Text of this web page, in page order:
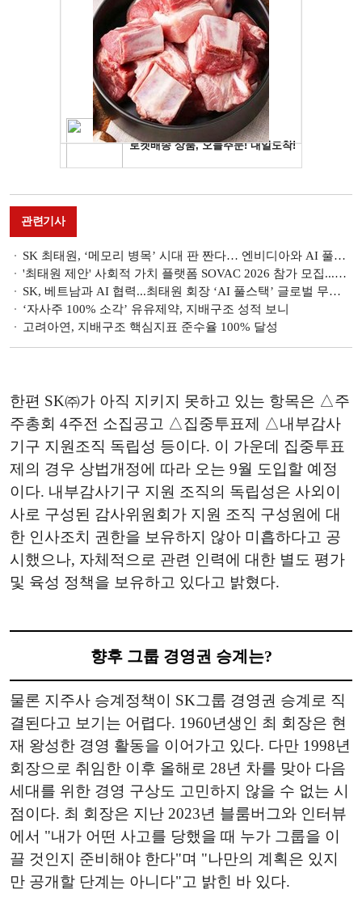
관련기사
SK 최태원, ‘메모리 병목’ 시대 판 짠다… 엔비디아와 AI 풀스택 동맹
'최태원 제안' 사회적 가치 플랫폼 SOVAC 2026 참가 모집...지역균형발전 해법 모색
SK, 베트남과 AI 협력...최태원 회장 ‘AI 풀스택’ 글로벌 무대로
‘자사주 100% 소각’ 유유제약, 지배구조 성적 보니
고려아연, 지배구조 핵심지표 준수율 100% 달성
한편 SK㈜가 아직 지키지 못하고 있는 항목은 △주
주총회 4주전 소집공고 △집중투표제 △내부감사
기구 지원조직 독립성 등이다. 이 가운데 집중투표
제의 경우 상법개정에 따라 오는 9월 도입할 예정
이다. 내부감사기구 지원 조직의 독립성은 사외이
사로 구성된 감사위원회가 지원 조직 구성원에 대
한 인사조치 권한을 보유하지 않아 미흡하다고 공
시했으나, 자체적으로 관련 인력에 대한 별도 평가
및 육성 정책을 보유하고 있다고 밝혔다.
향후 그룹 경영권 승계는?
물론 지주사 승계정책이 SK그룹 경영권 승계로 직
결된다고 보기는 어렵다. 1960년생인 최 회장은 현
재 왕성한 경영 활동을 이어가고 있다. 다만 1998년
회장으로 취임한 이후 올해로 28년 차를 맞아 다음
세대를 위한 경영 구상도 고민하지 않을 수 없는 시
점이다. 최 회장은 지난 2023년 블룸버그와 인터뷰
에서 "내가 어떤 사고를 당했을 때 누가 그룹을 이
끌 것인지 준비해야 한다"며 "나만의 계획은 있지
만 공개할 단계는 아니다"고 밝힌 바 있다.